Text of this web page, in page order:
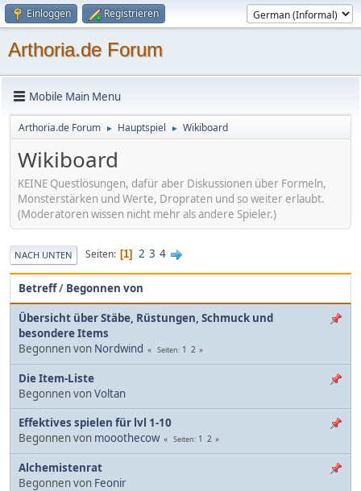
Einloggen Registrieren
Arthoria.de Forum
Mobile Main Menu
Arthoria.de Forum ► Hauptspiel ► Wikiboard
Wikiboard
KEINE Questlösungen, dafür aber Diskussionen über Formeln,
Monsterstärken und Werte, Dropraten und so weiter erlaubt.
(Moderatoren wissen nicht mehr als andere Spieler.)
NACH UNTEN Seiten 1 2 3 4
Betreff/ Begonnen von
Übersicht über Stäbe, Rüstungen, Schmuck und
besondere Items
Begonnen von Nordwind Seiten 1 2
Die Item-Liste
Begonnen vonVoltan
Effektives spielen für lvl 1-10
Begonnen von mooothecow Seiten 1 2
Alchemistenrat
Begonnen von Feonir